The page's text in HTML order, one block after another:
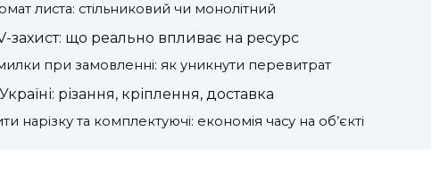
листа: стільниковий чи монолітний
захист: що реально впливає на ресурс
при замовленні: як уникнути перевитрат
різання, кріплення, доставка
нарізку та комплектуючі: економія часу на об’єкті